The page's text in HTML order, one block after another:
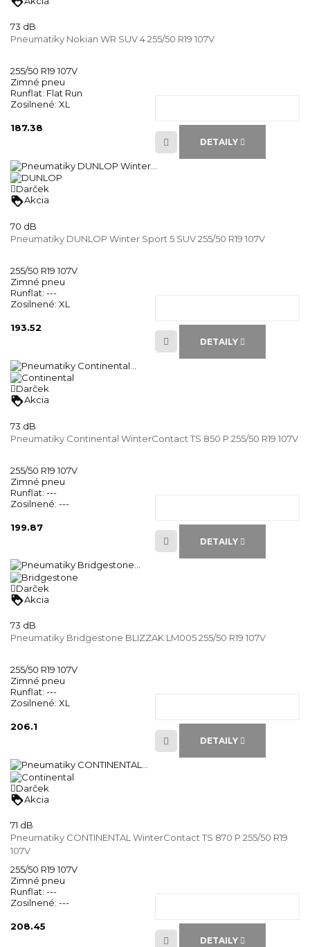
73 dB
Pneumatiky Nokian WR SUV 4 255/50 R19 107V
255/50 R19 107V
Zimné pneu
Runflat: Flat Run
Zosilnené: XL
187.38
DETAILY
Darček
loyaltyAkcia
70 dB
Pneumatiky DUNLOP Winter Sport 5 SUV 255/50 R19 107V
255/50 R19 107V
Zimné pneu
Runflat: ---
Zosilnené: XL
193.52
DETAILY
Darček
loyaltyAkcia
73 dB
Pneumatiky Continental WinterContact TS 850 P 255/50 R19 107V
255/50 R19 107V
Zimné pneu
Runflat: ---
Zosilnené: ---
199.87
DETAILY
Darček
loyaltyAkcia
73 dB
Pneumatiky Bridgestone BLIZZAK LM005 255/50 R19 107V
255/50 R19 107V
Zimné pneu
Runflat: ---
Zosilnené: XL
206.1
DETAILY
Darček
loyaltyAkcia
71 dB
Pneumatiky CONTINENTAL WinterContact TS 870 P 255/50 R19
107V
255/50 R19 107V
Zimné pneu
Runflat: ---
Zosilnené: ---
208.45
DETAILY